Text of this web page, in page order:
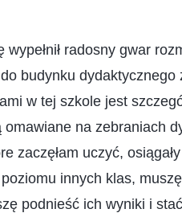
radosny gwar
budynku dydaktycznego
w tej szkole jest
na zebraniach
zaczęłam uczyć,
innych klas,
podnieść ich wyniki i